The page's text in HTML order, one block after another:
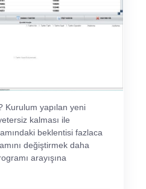
Kurulum yapılan yeni
kalması ile
beklentisi fazlaca
değiştirmek daha
arayışına